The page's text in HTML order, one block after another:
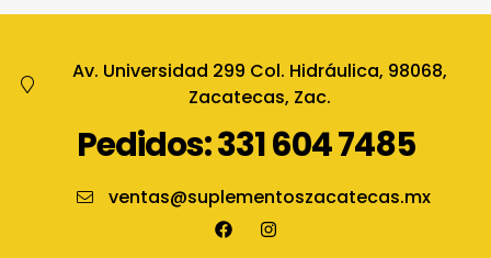
Av. Universidad 299 Col. Hidráulica, 98068,
Zacatecas, Zac.
Pedidos: 331 604 7485
ventas@suplementoszacatecas.mx